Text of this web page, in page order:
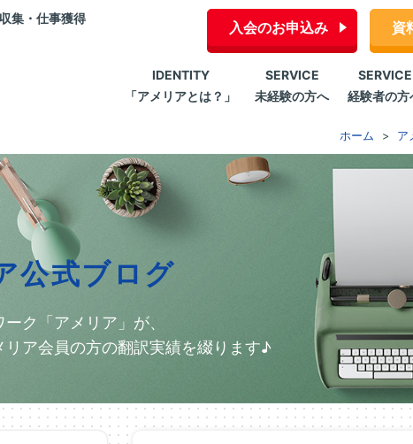
集・仕事獲得
入会のお申込み 資
IDENTITY
「アメリアとは？」
SERVICE
未経験の方へ
SERVICE
経験者の方
ホーム ア
公式ブログ
ク「アメリア」が、
リア会員の方の翻訳実績を綴ります♪